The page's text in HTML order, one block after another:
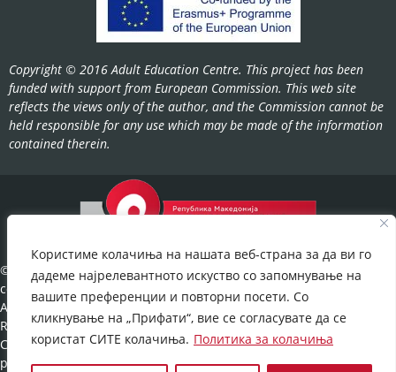
Користиме колачиња на нашата веб-страна за да ви го
дадеме најрелевантното искуство со запомнување на
вашите преференции и повторни посети. Со
кликнување на „Прифати“, вие се согласувате да се
користат СИТЕ колачиња. Политика за колачиња
Copyright © 2016 Adult Education Centre. This project has been
funded with support from European Commission. This web site
reflects the views only of the author, and the Commission cannot be
held responsible for any use which may be made of the information
contained therein.
©2022-
cov.gov.mk.
All Rights
Reserved.
Cookies
policy©